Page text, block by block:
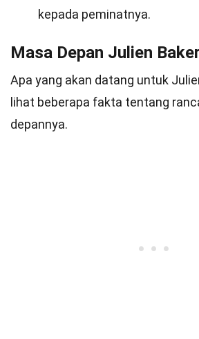
kepada peminatnya.
Masa Depan Julien Baker
Apa yang akan datang untuk
lihat beberapa fakta tentang
depannya.